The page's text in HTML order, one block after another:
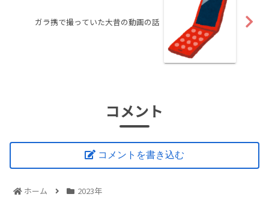
ガラ携で撮っていた大昔の動画の話
コメント
コメントを書き込む
ホーム 2023年